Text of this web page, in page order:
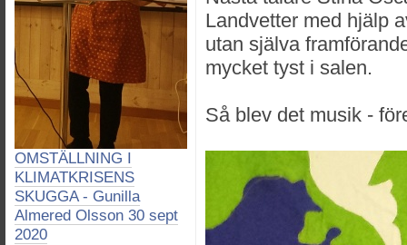
OMSTÄLLNING I
KLIMATKRISENS
SKUGGA - Gunilla
Almered Olsson 30 sept
2020
Landvetter med hjälp
utan själva
mycket tyst i salen.
Så blev det musik -